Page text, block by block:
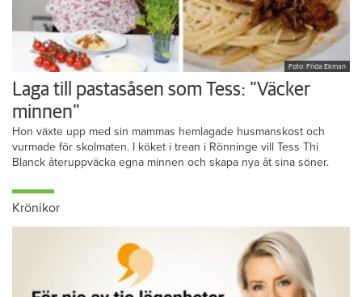
Foto: Frida Ekman
Laga till pastasåsen som Tess: ”Väcker
minnen”
Hon växte upp med sin mammas hemlagade husmanskost och
vurmade för skolmaten. I köket i trean i Rönninge vill Tess Thi
Blanck återuppväcka egna minnen och skapa nya åt sina söner.
Krönikor